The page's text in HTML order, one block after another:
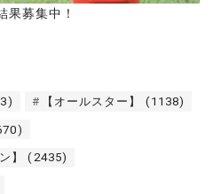
果募集中！
【オールスター】 (1138)
】 (2435)